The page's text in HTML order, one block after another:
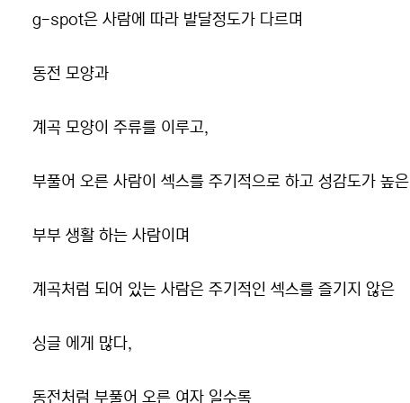
g-spot은 사람에 따라 발달정도가 다르며
동전 모양과
계곡 모양이 주류를 이루고,
부풀어 오른 사람이 섹스를 주기적으로 하고 성감도가 높은
부부 생활 하는 사람이며
계곡처럼 되어 있는 사람은 주기적인 섹스를 즐기지 않은
싱글 에게 많다,
동전처럼 부풀어 오른 여자 일수록